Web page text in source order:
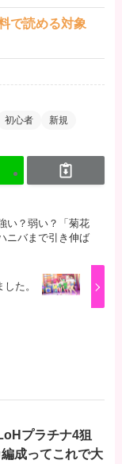
で読める対象
初心者 新規
い？弱い？「菊花
ニバまで引き伸ば
た。
プラチナ4狙
成ってこれで大